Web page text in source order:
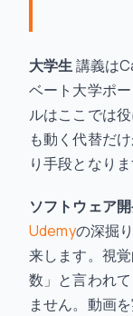
大学生講義は
ベート大学ポ
ルはここでは
も動く代替だ
り手段となりま
ソフトウェア
Udemyの深掘
来します。視
数」と言われ
ません。動画